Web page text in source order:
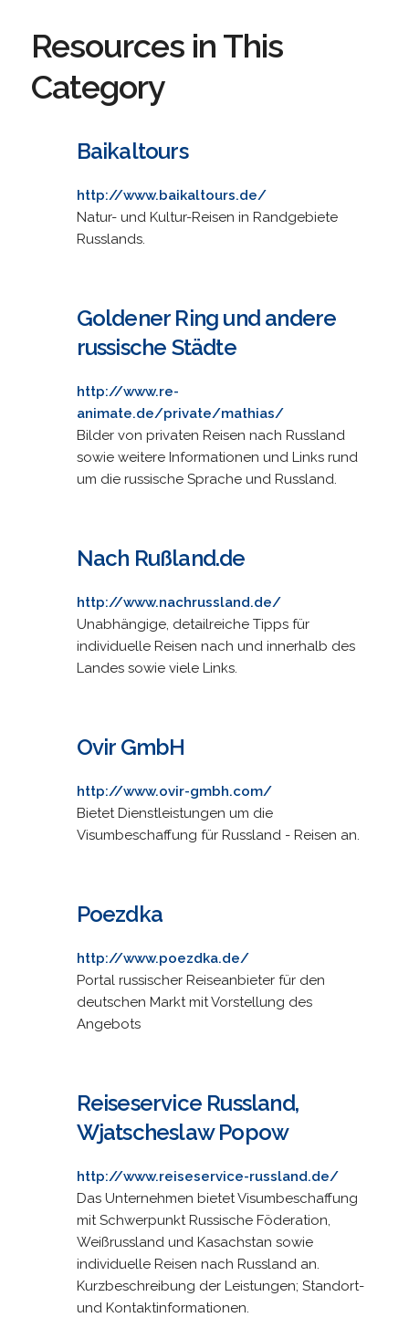
Resources in This
Category
Baikaltours
http://www.baikaltours.de/
Natur- und Kultur-Reisen in Randgebiete
Russlands.
Goldener Ring und andere
russische Städte
http://www.re-
animate.de/private/mathias/
Bilder von privaten Reisen nach Russland
sowie weitere Informationen und Links rund
um die russische Sprache und Russland.
Nach Rußland.de
http://www.nachrussland.de/
Unabhängige, detailreiche Tipps für
individuelle Reisen nach und innerhalb des
Landes sowie viele Links.
Ovir GmbH
http://www.ovir-gmbh.com/
Bietet Dienstleistungen um die
Visumbeschaffung für Russland - Reisen an.
Poezdka
http://www.poezdka.de/
Portal russischer Reiseanbieter für den
deutschen Markt mit Vorstellung des
Angebots
Reiseservice Russland,
Wjatscheslaw Popow
http://www.reiseservice-russland.de/
Das Unternehmen bietet Visumbeschaffung
mit Schwerpunkt Russische Föderation,
Weißrussland und Kasachstan sowie
individuelle Reisen nach Russland an.
Kurzbeschreibung der Leistungen; Standort-
und Kontaktinformationen.